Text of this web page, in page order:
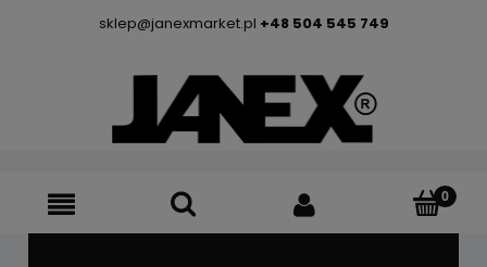
sklep@janexmarket.pl +48 504 545 749